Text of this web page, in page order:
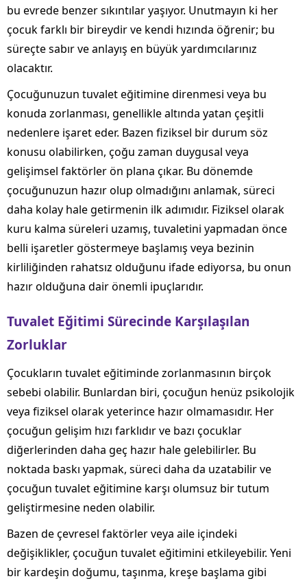
bu evrede benzer sıkıntılar yaşıyor. Unutmayın ki her
çocuk farklı bir bireydir ve kendi hızında öğrenir; bu
süreçte sabır ve anlayış en büyük yardımcılarınız
olacaktır.
Çocuğunuzun tuvalet eğitimine direnmesi veya bu
konuda zorlanması, genellikle altında yatan çeşitli
nedenlere işaret eder. Bazen fiziksel bir durum söz
konusu olabilirken, çoğu zaman duygusal veya
gelişimsel faktörler ön plana çıkar. Bu dönemde
çocuğunuzun hazır olup olmadığını anlamak, süreci
daha kolay hale getirmenin ilk adımıdır. Fiziksel olarak
kuru kalma süreleri uzamış, tuvaletini yapmadan önce
belli işaretler göstermeye başlamış veya bezinin
kirliliğinden rahatsız olduğunu ifade ediyorsa, bu onun
hazır olduğuna dair önemli ipuçlarıdır.
Tuvalet Eğitimi Sürecinde Karşılaşılan
Zorluklar
Çocukların tuvalet eğitiminde zorlanmasının birçok
sebebi olabilir. Bunlardan biri, çocuğun henüz psikolojik
veya fiziksel olarak yeterince hazır olmamasıdır. Her
çocuğun gelişim hızı farklıdır ve bazı çocuklar
diğerlerinden daha geç hazır hale gelebilirler. Bu
noktada baskı yapmak, süreci daha da uzatabilir ve
çocuğun tuvalet eğitimine karşı olumsuz bir tutum
geliştirmesine neden olabilir.
Bazen de çevresel faktörler veya aile içindeki
değişiklikler, çocuğun tuvalet eğitimini etkileyebilir. Yeni
bir kardeşin doğumu, taşınma, kreşe başlama gibi